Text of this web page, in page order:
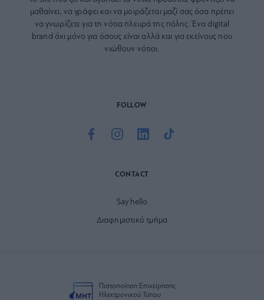
μαθαίνει, να γράφει και να μοιράζεται μαζί σας όσα πρέπει
να γνωρίζετε για τη νότια πλευρά της πόλης. Ένα digital
brand όχι μόνο για όσους είναι αλλά και για εκείνους που
νιώθουν νότιοι.
FOLLOW
CONTACT
Say hello
Διαφημιστικό τμήμα
Πιστοποίηση Επιχείρησης
Ηλεκτρονικού Τύπου